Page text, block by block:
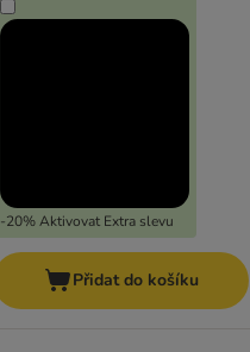
-20% Aktivovat Extra slevu
Přidat do košíku